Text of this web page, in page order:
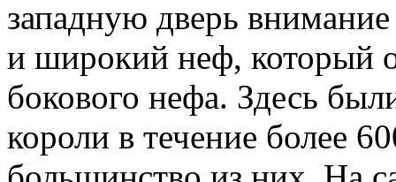
западную дверь
и широкий неф, который
бокового нефа. Здесь
короли в течение более